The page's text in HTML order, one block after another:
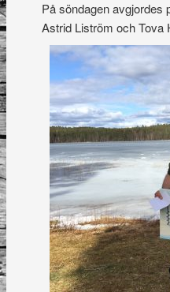
På söndagen avgjordes
Astrid Liström och Tova